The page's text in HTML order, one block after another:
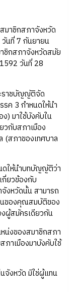
มาชิกสภาจังหวัด
วันที่ 7 กันยายน
ชิกสภาจังหวัดสมัย
วันที่ 28
ราชบัญญัติจัด
ค 3 กำหนดให้นำ
) มาใช้บังคับใน
วกับสภาเมือง
สภาของเทศบาล
ดให้นำบทบัญญัติว่า
กี่ยวข้องกับ
งหวัดนั้น สามารถ
นของคุณสมบัติของ
ผู้สมัครเดียวกัน
น่งของสมาชิกสภา
าเมืองมาบังคับใช้
จังหวัด มิใช่ผู้แทน